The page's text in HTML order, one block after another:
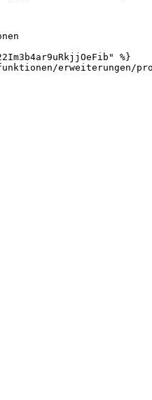
%}
erweiterungen/